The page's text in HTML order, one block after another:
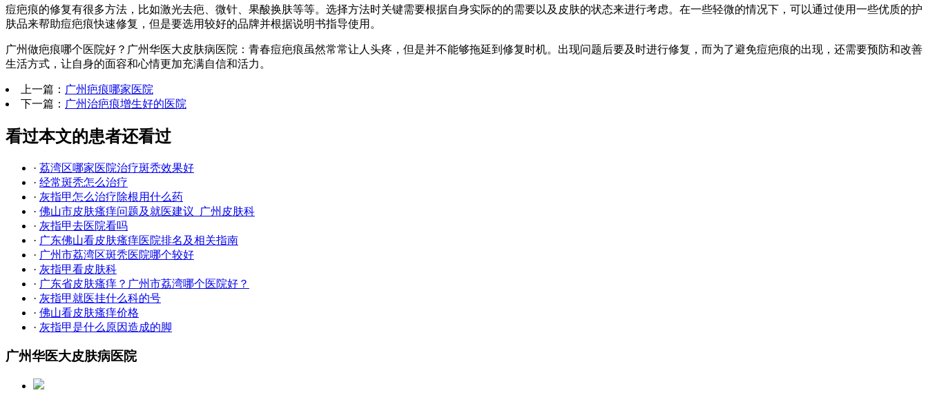
痘疤痕的修复有很多方法，比如激光去疤、微针、果酸换肤等等。选择方法时关键需要根据自身实际的的需要以及皮肤的状态来进行考虑。在一些轻微的情况下，可以通过使用一些优质的护
肤品来帮助痘疤痕快速修复，但是要选用较好的品牌并根据说明书指导使用。
广州做疤痕哪个医院好？广州华医大皮肤病医院：青春痘疤痕虽然常常让人头疼，但是并不能够拖延到修复时机。出现问题后要及时进行修复，而为了避免痘疤痕的出现，还需要预防和改善
生活方式，让自身的面容和心情更加充满自信和活力。
上一篇： 广州疤痕哪家医院
下一篇： 广州治疤痕增生好的医院
看过本文的患者还看过
· 荔湾区哪家医院治疗斑秃效果好
· 经常斑秃怎么治疗
· 灰指甲怎么治疗除根用什么药
· 佛山市皮肤瘙痒问题及就医建议_广州皮肤科
· 灰指甲去医院看吗
· 广东佛山看皮肤瘙痒医院排名及相关指南
· 广州市荔湾区斑秃医院哪个较好
· 灰指甲看皮肤科
· 广东省皮肤瘙痒？广州市荔湾哪个医院好？
· 灰指甲就医挂什么科的号
· 佛山看皮肤瘙痒价格
· 灰指甲是什么原因造成的脚
广州华医大皮肤病医院